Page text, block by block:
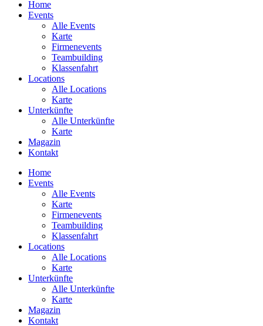
Home
Events
Alle Events
Karte
Firmenevents
Teambuilding
Klassenfahrt
Locations
Alle Locations
Karte
Unterkünfte
Alle Unterkünfte
Karte
Magazin
Kontakt
Home
Events
Alle Events
Karte
Firmenevents
Teambuilding
Klassenfahrt
Locations
Alle Locations
Karte
Unterkünfte
Alle Unterkünfte
Karte
Magazin
Kontakt